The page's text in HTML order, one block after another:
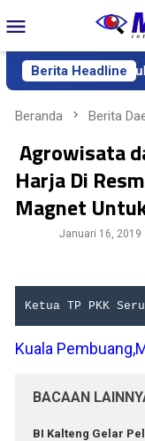
ke
kontenMobile
Berita Headline
Kalteng,
Beranda Berita
Agrowisata
Harja Di
Magnet
Januari 16, 2019
Ketua TP PKK
Kuala
BACAAN
BI Kalteng Gelar